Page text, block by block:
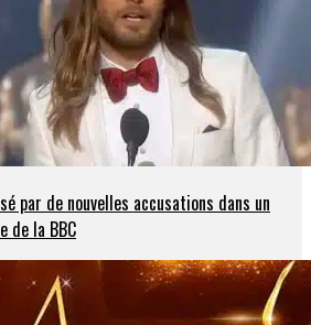
par de nouvelles accusations dans un
de la BBC